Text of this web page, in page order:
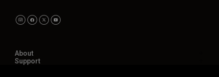
About
Support